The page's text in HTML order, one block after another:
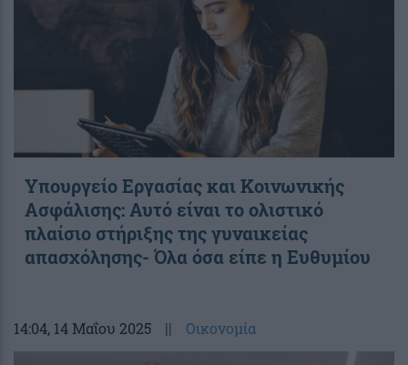
Υπουργείο Εργασίας και Κοινωνικής
Ασφάλισης: Αυτό είναι το ολιστικό
πλαίσιο στήριξης της γυναικείας
απασχόλησης- Όλα όσα είπε η Ευθυμίου
14:04, 14 Μαΐου 2025 || Οικονομία